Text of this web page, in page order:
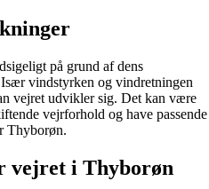
på grund af dens
vindstyrken og vindretningen
vejret udvikler sig. Det kan være
vejrforhold og have passende
Thyborøn.
vejret i Thyborøn